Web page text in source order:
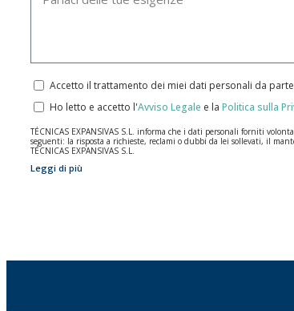
Accetto il trattamento dei miei dati personali da
Ho letto e accetto l'Avviso Legale e la Politica sulla
TÉCNICAS EXPANSIVAS S.L. informa che i dati personali forniti
seguenti: la risposta a richieste, reclami o dubbi da lei sollevati, il
TÉCNICAS EXPANSIVAS S.L.
I dati contenuti nei nostri archivi sono assolutamente confidenziali e
Gli utenti possono in qualsiasi momento esercitare i loro diritti di
2016 inviando una lettera al responsabile del trattamento: Valentín
Leggi di più